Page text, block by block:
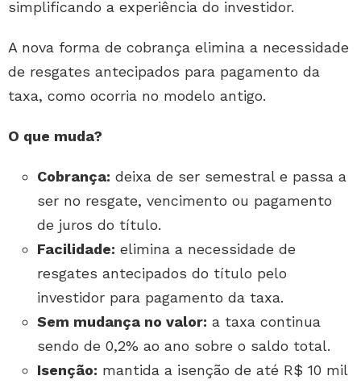
simplificando a experiência do investidor.
A nova forma de cobrança elimina a necessidade
de resgates antecipados para pagamento da
taxa, como ocorria no modelo antigo.
O que muda?
Cobrança: deixa de ser semestral e passa a
ser no resgate, vencimento ou pagamento
de juros do título.
Facilidade: elimina a necessidade de
resgates antecipados do título pelo
investidor para pagamento da taxa.
Sem mudança no valor: a taxa continua
sendo de 0,2% ao ano sobre o saldo total.
Isenção: mantida a isenção de até R$ 10 mil